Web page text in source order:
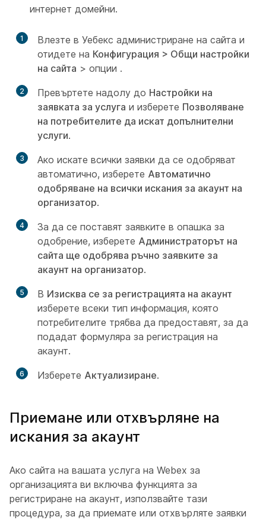
интернет домейни.
1
Влезте в Уебекс администриране на сайта и
отидете на Конфигурация > Общи настройки
на сайта > опции .
2 Превъртете надолу до Настройки на
заявката за услуга и изберете Позволяване
на потребителите да искат допълнителни
услуги.
3
Ако искате всички заявки да се одобряват
автоматично, изберете Автоматично
одобряване на всички искания за акаунт на
организатор.
4
За да се поставят заявките в опашка за
одобрение, изберете Администраторът на
сайта ще одобрява ръчно заявките за
акаунт на организатор.
5 В Изисква се за регистрацията на акаунт
изберете всеки тип информация, която
потребителите трябва да предоставят, за да
подадат формуляра за регистрация на
акаунт.
6 Изберете Актуализиране.
Приемане или отхвърляне на
искания за акаунт
Ако сайта на вашата услуга на Webex за
организацията ви включва функцията за
регистриране на акаунт, използвайте тази
процедура, за да приемате или отхвърляте заявки